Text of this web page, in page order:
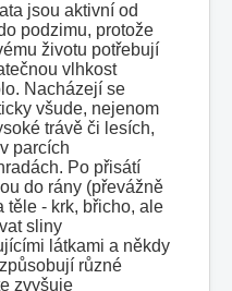
jsou aktivní od
podzimu, protože
životu potřebují
vlhkost
Nacházejí se
všude, nejenom
trávě či lesích,
parcích
Po přisátí
do rány (převážně
těle - krk, břicho, ale
sliny
látkami a někdy
různé
zvyšuje